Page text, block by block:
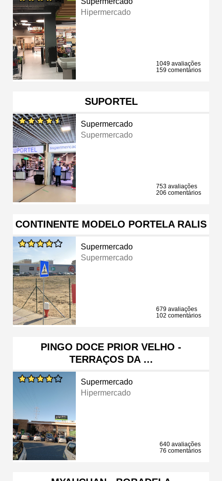
Hipermercado
1049 avaliações
159 comentários
SUPORTEL
Supermercado
Supermercado
753 avaliações
206 comentários
CONTINENTE MODELO PORTELA RALIS
Supermercado
Supermercado
679 avaliações
102 comentários
PINGO DOCE PRIOR VELHO -
TERRAÇOS DA …
Supermercado
Hipermercado
640 avaliações
76 comentários